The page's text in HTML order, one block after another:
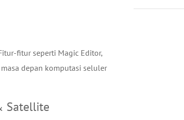
fitur seperti Magic Editor,
depan komputasi seluler
Satellite